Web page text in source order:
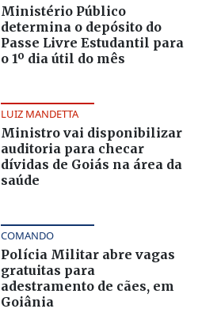
Ministério Público
determina o depósito do
Passe Livre Estudantil para
o 1º dia útil do mês
LUIZ MANDETTA
Ministro vai disponibilizar
auditoria para checar
dívidas de Goiás na área da
saúde
COMANDO
Polícia Militar abre vagas
gratuitas para
adestramento de cães, em
Goiânia